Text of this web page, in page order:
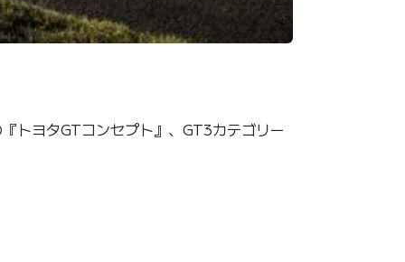
トヨタGTコンセプト』、GT3カテゴリー